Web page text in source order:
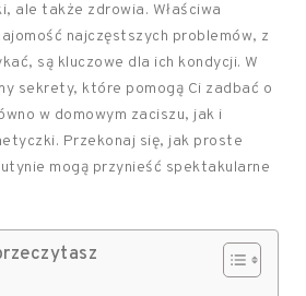
ale także zdrowia. Właściwa
najczęstszych problemów, z
są kluczowe dla ich kondycji. W
sekrety, które pomogą Ci zadbać o
w domowym zaciszu, jak i
Przekonaj się, jak proste
mogą przynieść spektakularne